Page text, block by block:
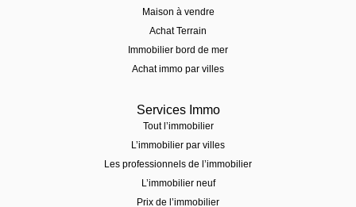
Maison à vendre
Achat Terrain
Immobilier bord de mer
Achat immo par villes
Services Immo
Tout l’immobilier
L’immobilier par villes
Les professionnels de l’immobilier
L’immobilier neuf
Prix de l’immobilier